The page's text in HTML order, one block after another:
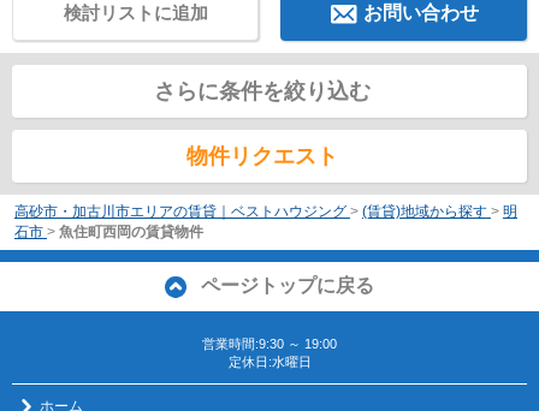
お問い合わせ
検討リストに追加
さらに条件を絞り込む
物件リクエスト
高砂市・加古川市エリアの賃貸｜ベストハウジング > (賃貸)地域から探す > 明
石市 > 魚住町西岡の賃貸物件
ページトップに戻る
営業時間:9:30 ～ 19:00
定休日:水曜日
ホーム